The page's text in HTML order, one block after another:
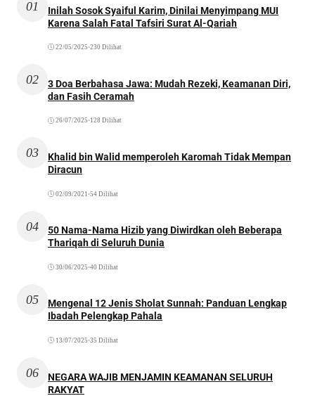
01
Inilah Sosok Syaiful Karim, Dinilai Menyimpang MUI
Karena Salah Fatal Tafsiri Surat Al-Qariah
22/05/2025 •230 Dilihat
02
3 Doa Berbahasa Jawa: Mudah Rezeki, Keamanan Diri,
dan Fasih Ceramah
26/07/2025 •128 Dilihat
03
Khalid bin Walid memperoleh Karomah Tidak Mempan
Diracun
02/09/2021 •54 Dilihat
04
50 Nama-Nama Hizib yang Diwirdkan oleh Beberapa
Thariqah di Seluruh Dunia
30/06/2025 •40 Dilihat
05
Mengenal 12 Jenis Sholat Sunnah: Panduan Lengkap
Ibadah Pelengkap Pahala
13/07/2025 •35 Dilihat
06
NEGARA WAJIB MENJAMIN KEAMANAN SELURUH
RAKYAT